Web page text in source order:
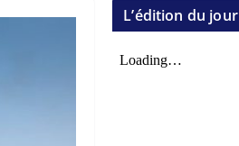
L’édition du jour